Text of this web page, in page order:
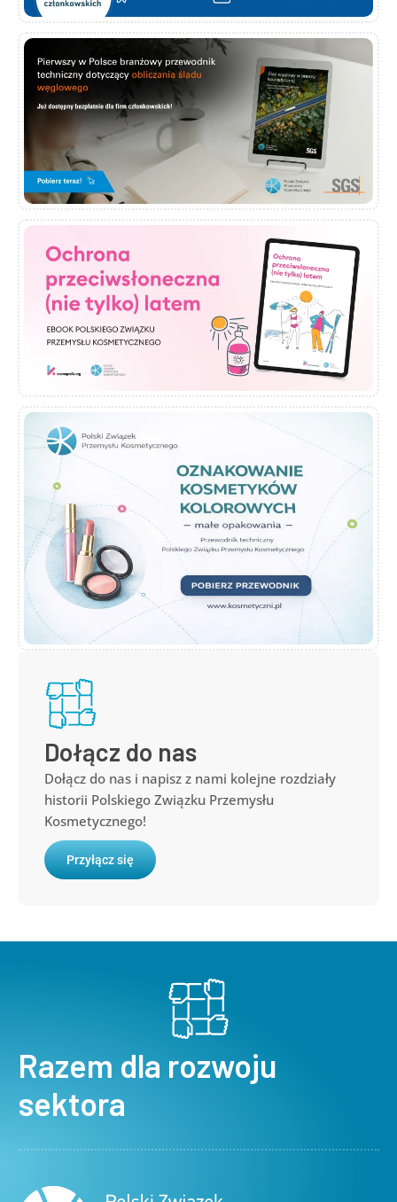
Dołącz do nas
Dołącz do nas i napisz z nami kolejne rozdziały
historii Polskiego Związku Przemysłu
Kosmetycznego!
Przyłącz się
Razem dla rozwoju
sektora